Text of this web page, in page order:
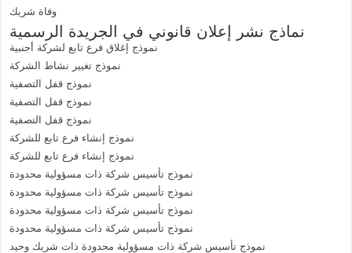
وفاة شريك
نماذج نشر إعلان قانوني في الجريدة الرسمية
نموذج إغلاق فرع تابع لشركة أجنبية
نموذج تغيير نشاط الشركة
نموذج قفل التصفية
نموذج قفل التصفية
نموذج قفل التصفية
نموذج إنشاء فرع تابع للشركة
نموذج إنشاء فرع تابع للشركة
نموذج تأسيس شركة ذات مسؤولية محدودة
نموذج تأسيس شركة ذات مسؤولية محدودة
نموذج تأسيس شركة ذات مسؤولية محدودة
نموذج تأسيس شركة ذات مسؤولية محدودة
نموذج تأسيس شركة ذات مسؤولية محدودة ذات شريك وحيد